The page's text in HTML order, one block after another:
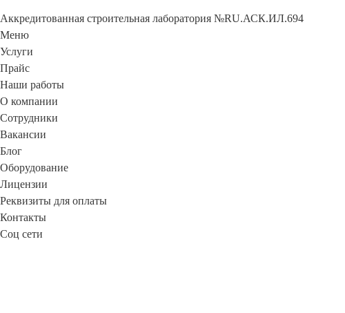
Аккредитованная строительная лаборатория №RU.АСК.ИЛ.694
Меню
Услуги
Прайс
Наши работы
О компании
Сотрудники
Вакансии
Блог
Оборудование
Лицензии
Реквизиты для оплаты
Контакты
Соц сети